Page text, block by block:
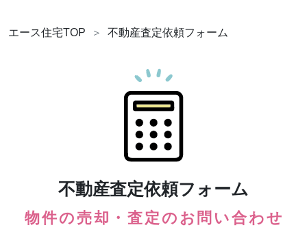
エース住宅TOP 不動産査定依頼フォーム
不動産査定依頼フォーム
物件の売却・査定のお問い合わせ